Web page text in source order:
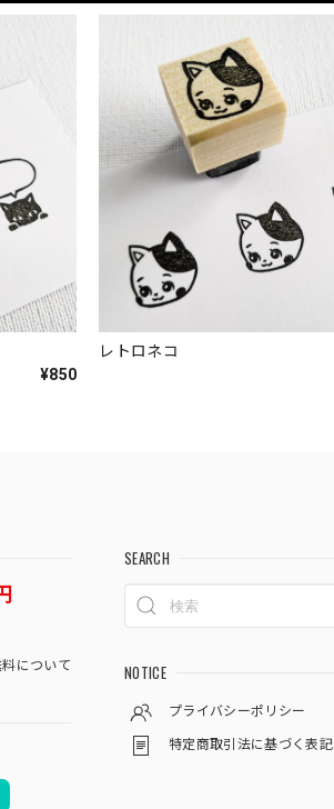
¥850
レトロネコ
について
SEARCH
NOTICE
プライバシーポリシー
特定商取引法に基づく表記